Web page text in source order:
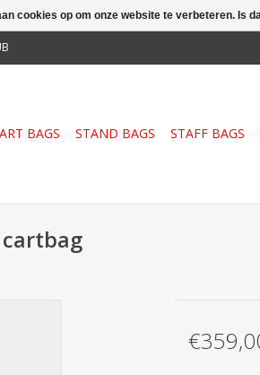
BAGS STAND BAGS STAFF BAGS
cookies op om onze website te verbeteren. Is